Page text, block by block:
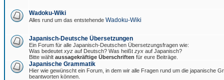
Wadoku-Wiki
Alles rund um das entstehende Wadoku-Wiki
Japanisch-Deutsche Übersetzungen
Ein Forum für alle Japanisch-Deutschen Übersetzungsfragen wie:
Was bedeutet xyz auf Deutsch? Was heißt zyx auf Japanisch?
Bitte wählt aussagekräftige Überschriften für eure Beiträge.
Japanische Grammatik
Hier wie gewünscht ein Forum, in dem wir alle Fragen rund um die japanische
beantworten können.